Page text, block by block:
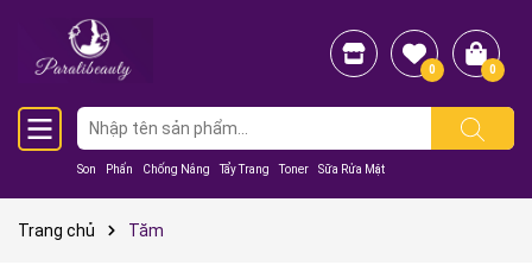
Son Phấn Chống Nắng Tẩy Trang Toner Sữa Rửa Mặt
0 0
Trang chủ Tăm